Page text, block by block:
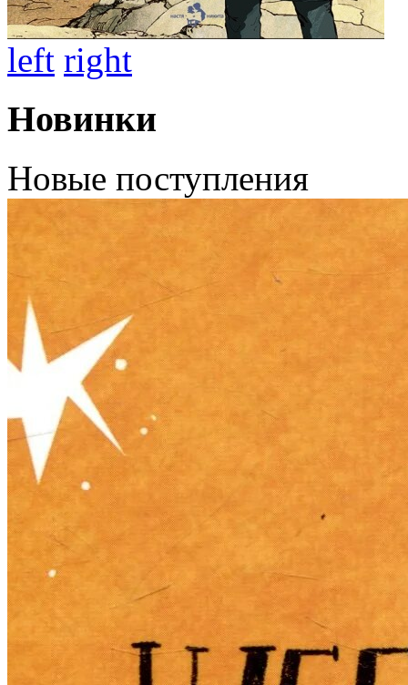
left right
Новинки
Новые поступления